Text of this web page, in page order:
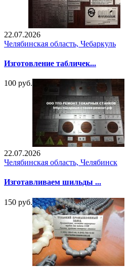
22.07.2026
Челябинская область, Чебаркуль
Изготовление табличек...
100 руб.
22.07.2026
Челябинская область, Челябинск
Изготавливаем шильды ...
150 руб.